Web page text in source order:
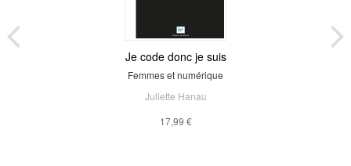
Je code donc je suis
Femmes et numérique
Juliette Hanau
17,99 €